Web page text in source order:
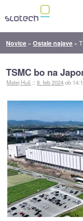
Novice »Ostale najave »
TSMC bo na
Matej Huš ::8. feb 2024ob